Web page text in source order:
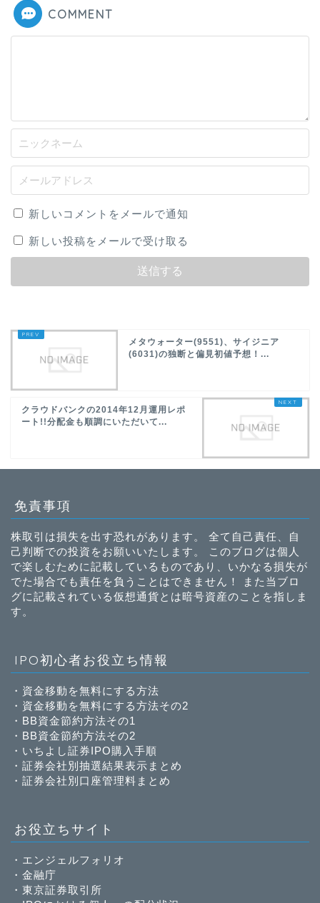
COMMENT
新しいコメントをメールで通知
新しい投稿をメールで受け取る
メタウォーター(9551)、サイジニア
(6031)の独断と偏見初値予想！...
クラウドバンクの2014年12月運用レポ
ート!!分配金も順調にいただいて...
免責事項
株取引は損失を出す恐れがあります。 全て自己責任、自
己判断での投資をお願いいたします。 このブログは個人
で楽しむために記載しているものであり、いかなる損失が
でた場合でも責任を負うことはできません！ また当ブロ
グに記載されている仮想通貨とは暗号資産のことを指しま
す。
IPO初心者お役立ち情報
・ 資金移動を無料にする方法
・ 資金移動を無料にする方法その2
・ BB資金節約方法その1
・ BB資金節約方法その2
・ いちよし証券IPO購入手順
・ 証券会社別抽選結果表示まとめ
・ 証券会社別口座管理料まとめ
お役立ちサイト
・ エンジェルフォリオ
・ 金融庁
・ 東京証券取引所